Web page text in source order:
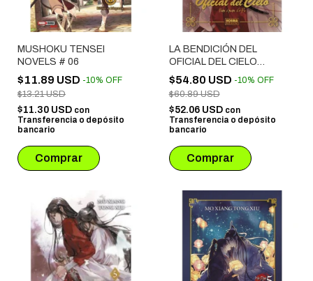
MUSHOKU TENSEI
NOVELS # 06
$11.89 USD -10% OFF
$13.21 USD
$11.30 USD con
Transferencia o depósito
bancario
LA BENDICIÓN DEL
OFICIAL DEL CIELO
NOVELA # 05 EDICIÓN
ESPECIAL
$54.80 USD -10% OFF
$60.89 USD
$52.06 USD con
Transferencia o depósito
bancario